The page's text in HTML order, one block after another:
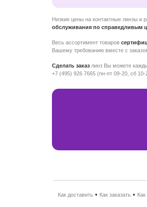
Низкие цены на контактные линзы и
обслуживания по справедливым
Весь ассортимент товаров
Вашему требованию вместе с
Сделать заказ линз Вы можете
+7 (495) 926 7665 (пн-пт 09-20, сб 10-
Как доставить • Как заказать • Как